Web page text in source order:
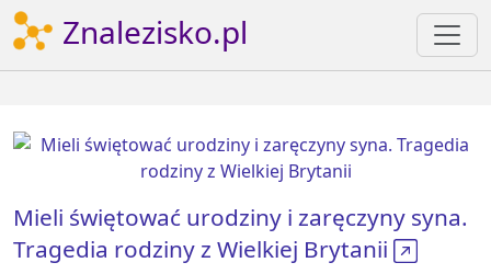
Znalezisko.pl
Mieli świętować urodziny i zaręczyny syna.
Tragedia rodziny z Wielkiej Brytanii